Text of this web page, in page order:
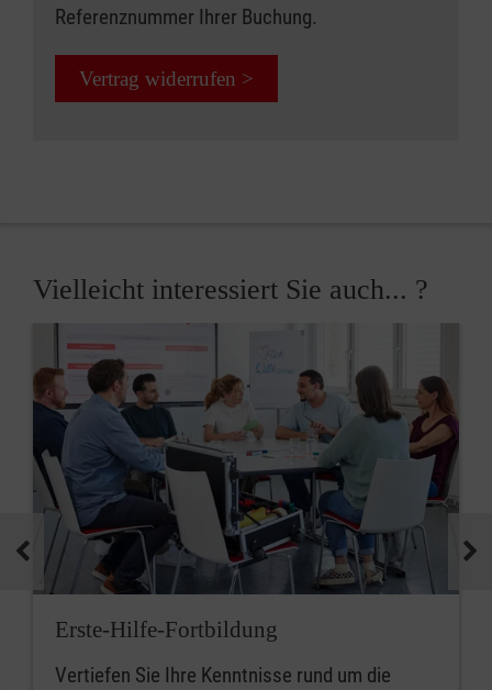
Referenznummer Ihrer Buchung.
Vertrag widerrufen >
Vielleicht interessiert Sie auch... ?
Erste-Hilfe-Fortbildung
Vertiefen Sie Ihre Kenntnisse rund um die